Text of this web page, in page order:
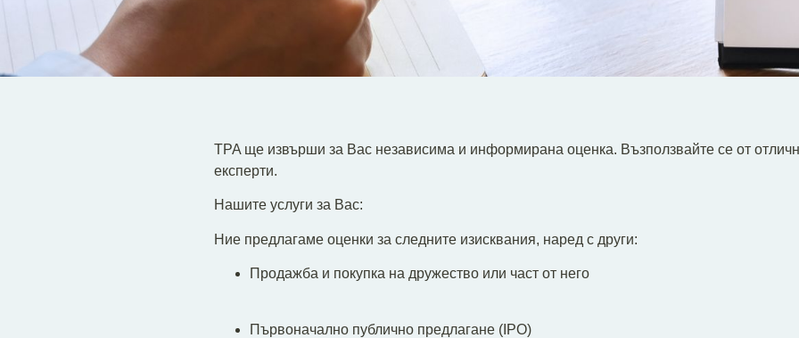
TPA ще извърши за Вас независима и информирана оценка. Възползвайте се от
експерти.
Нашите услуги за Вас:
Ние предлагаме оценки за следните изисквания, наред с други:
Продажба и покупка на дружество или част от него
Първоначално публично предлагане (IPO)